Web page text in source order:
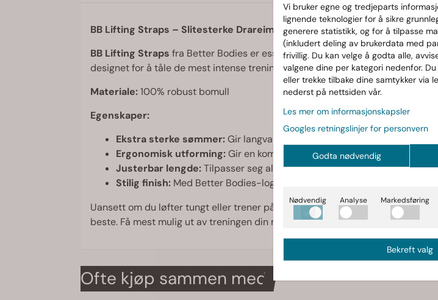
BB Lifting Straps – Slitesterke Drareimer for Intense Treningsøkter
BB Lifting Straps fra Better Bodies er essensielle for enhver seriøs løfter
designet for å tåle de mest intense treningsøktene.
Materiale:100% robust bomull
Egenskaper:
Ekstra sterke sømmer:Gir langvarig holdbarhet.
Ergonomisk utforming:Gir en komfortabel og sikker passform.
Justerbar lengde:Tilpasser seg alle håndstørrelser.
Stilig finish: Med Better Bodies-logoen for et profesjonelt utseende.
Uansett om du løfter tungt eller trener på høy intensitet, vilBB Lifting Straps
beste. Få mest mulig ut av treningen din med disse pålitelige drareimene.
Ofte kjøp sammen med
Vi bruker egne og tredjeparts
lignende teknologier for å sikre
generere statistikk, og for å tilpasse
(inkludert deling av brukerdata med
frivillig. Du kan velge å godta alle,
valgene dine per kategori nedenfor.
eller trekke tilbake dine samtykker via
nederst på nettsiden vår.
Les mer om informasjonskapsler
Googles retningslinjer for personvern
Godta nødvendig
Nødvendig Analyse Markedsføring
Bekreft valg